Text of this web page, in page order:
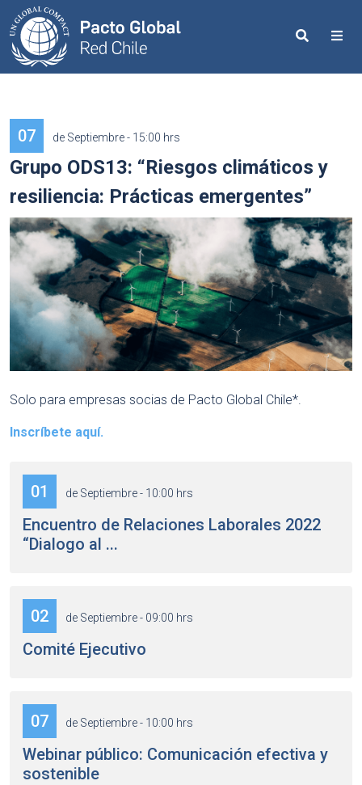
Search
07 de Septiembre - 15:00 hrs
Grupo ODS13: “Riesgos climáticos y
resiliencia: Prácticas emergentes”
Solo para empresas socias de Pacto Global Chile*.
Inscríbete aquí.
01 de Septiembre - 10:00 hrs
Encuentro de Relaciones Laborales 2022
“Dialogo al ...
02 de Septiembre - 09:00 hrs
Comité Ejecutivo
07 de Septiembre - 10:00 hrs
Webinar público: Comunicación efectiva y
sostenible